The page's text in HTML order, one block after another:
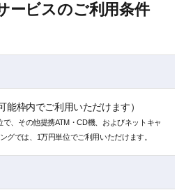
ービスのご利用条件
能枠内でご利用いただけます）
、その他提携ATM・CD機、およびネットキャ
グでは、1万円単位でご利用いただけます。